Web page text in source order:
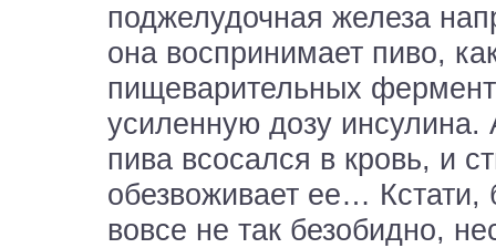
поджелудочная железа
она воспринимает пиво,
пищеварительных
усиленную дозу инсулина.
пива всосался в кровь, и
обезвоживает ее… Кстати,
вовсе не так безобидно,